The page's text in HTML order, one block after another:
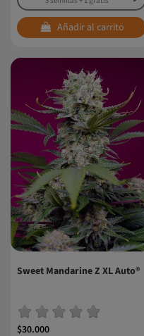
Añadir al carrito
Sweet Mandarine Z XL Auto®
$30.000